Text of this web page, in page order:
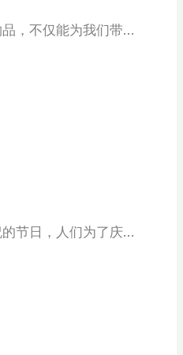
，不仅能为我们带…
节日，人们为了庆…